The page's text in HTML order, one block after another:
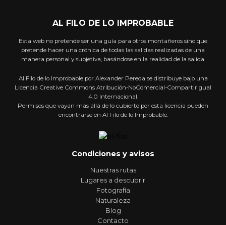
AL FILO DE LO IMPROBABLE
Esta web no pretende ser una guía para otros montañeros sino que
pretende hacer una crónica de todas las salidas realizadas de una
manera personal y subjetiva, basándose en la realidad de la salida.
Al Filo de lo Improbable por Alexander Pereda se distribuye bajo una
Licencia Creative Commons Atribución-NoComercial-CompartirIgual
4.0 Internacional.
Permisos que vayan más allá de lo cubierto por esta licencia pueden
encontrarse en Al Filo de lo Improbable.
Condiciones y avisos
Nuestras rutas
Lugares a descubrir
Fotografía
Naturaleza
Blog
Contacto